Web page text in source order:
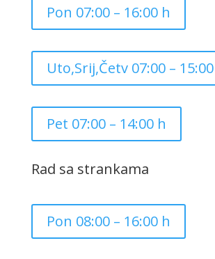
Pon 07:00 – 16:00 h
Uto,Srij,Četv 07:00 –
Pet 07:00 – 14:00 h
Rad sa strankama
Pon 08:00 – 16:00 h